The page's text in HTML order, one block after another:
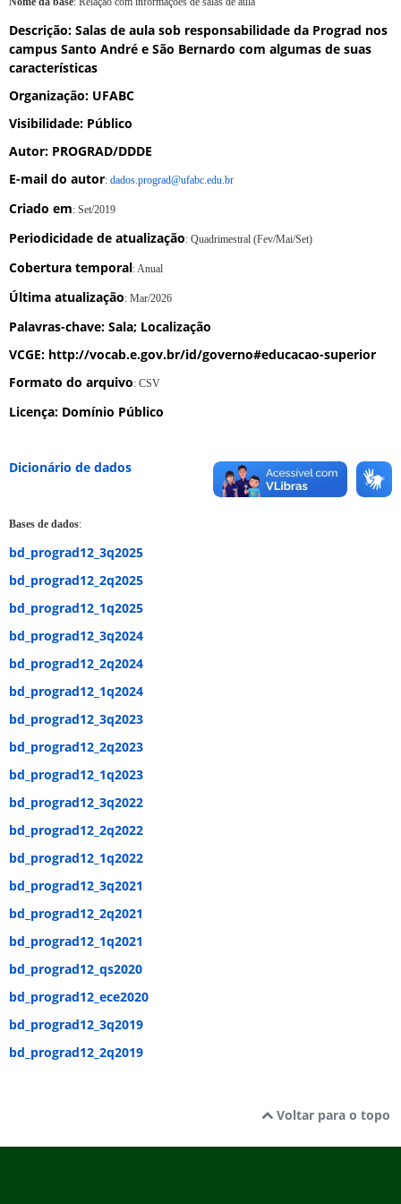
Descrição: Salas de aula sob responsabilidade da Prograd nos
campus Santo André e São Bernardo com algumas de suas
características
Organização: UFABC
Visibilidade: Público
Autor: PROGRAD/DDDE
E-mail do autor: dados.prograd@ufabc.edu.br
Criado em: Set/2019
Periodicidade de atualização: Quadrimestral (Fev/Mai/Set)
Cobertura temporal: Anual
Última atualização: Mar/2026
Palavras-chave: Sala; Localização
VCGE: http://vocab.e.gov.br/id/governo#educacao-superior
Formato do arquivo: CSV
Licença: Domínio Público
Dicionário de dados
Bases de dados:
bd_prograd12_3q2025
bd_prograd12_2q2025
bd_prograd12_1q2025
bd_prograd12_3q2024
bd_prograd12_2q2024
bd_prograd12_1q2024
bd_prograd12_3q2023
bd_prograd12_2q2023
bd_prograd12_1q2023
bd_prograd12_3q2022
bd_prograd12_2q2022
bd_prograd12_1q2022
bd_prograd12_3q2021
bd_prograd12_2q2021
bd_prograd12_1q2021
bd_prograd12_qs2020
bd_prograd12_ece2020
bd_prograd12_3q2019
bd_prograd12_2q2019
Voltar para o topo